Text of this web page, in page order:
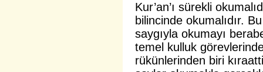
Kur’an’ı sürekli
bilincinde okumalıdır.
saygıyla okumayı
temel kulluk
rükünlerinden biri